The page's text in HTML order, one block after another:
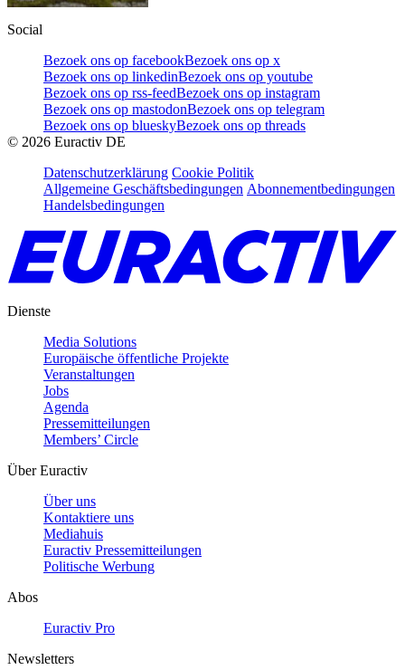
Social
Bezoek ons op facebookBezoek ons op x
Bezoek ons op linkedinBezoek ons op youtube
Bezoek ons op rss-feedBezoek ons op instagram
Bezoek ons op mastodonBezoek ons op telegram
Bezoek ons op blueskyBezoek ons op threads
© 2026 Euractiv DE
Datenschutzerklärung Cookie Politik
Allgemeine Geschäftsbedingungen Abonnementbedingungen
Handelsbedingungen
Dienste
Media Solutions
Europäische öffentliche Projekte
Veranstaltungen
Jobs
Agenda
Pressemitteilungen
Members’ Circle
Über Euractiv
Über uns
Kontaktiere uns
Mediahuis
Euractiv Pressemitteilungen
Politische Werbung
Abos
Euractiv Pro
Newsletters